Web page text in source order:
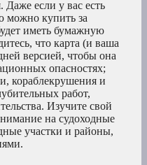
Даже если у вас есть
можно купить за
иметь бумажную
что карта (и ваша
версией, чтобы она
опасностях;
кораблекрушения и
работ,
Изучите свой
на судоходные
участки и районы,